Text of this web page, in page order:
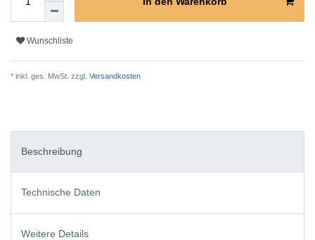
Wunschliste
* inkl. ges. MwSt. zzgl. Versandkosten
Beschreibung
Technische Daten
Weitere Details